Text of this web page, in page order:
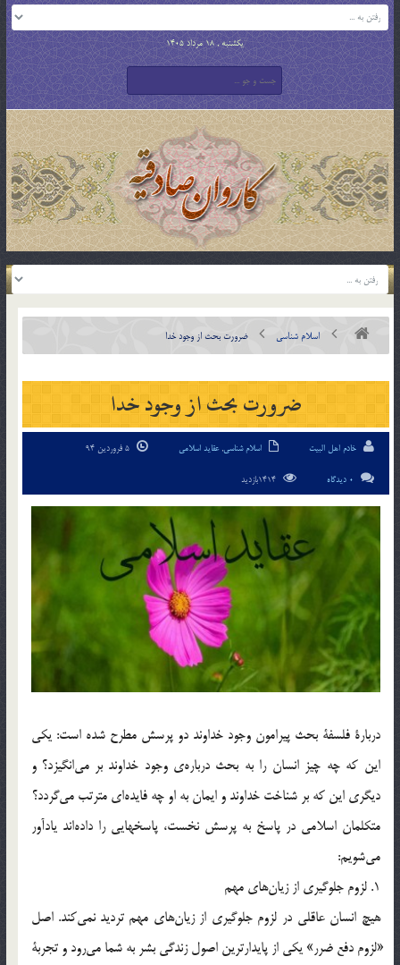
یکشنبه , 18 مرداد 1405
اسلام شناسی ضرورت بحث از وجود خدا
ضرورت بحث از وجود خدا
خادم اهل البیت اسلام شناسی,عقاید اسلامی
0 دیدگاه
دربارة فلسفة بحث پيرامون وجود خداوند دو پرسش مطرح شده است: يكي
اين كه چه چيز انسان را به بحث درباره‎ي وجود خداوند بر مي‎انگيزد؟ و
ديگري اين كه بر شناخت خداوند و ايمان به او چه فايده‎اي مترتب مي‎گردد؟
متكلمان اسلامي در پاسخ به پرسش نخست، پاسخهايي را داده‎اند يادآور
مي‎شويم:
1. لزوم جلوگيري از زيان‎هاي مهم
هيچ انسان عاقلي در لزوم جلوگيري از زيان‎هاي مهم ترديد نمي‎كند. اصل
«لزوم دفع ضرر» يكي از پايدارترين اصول زندگي بشر به شما مي‎رود و تجربة